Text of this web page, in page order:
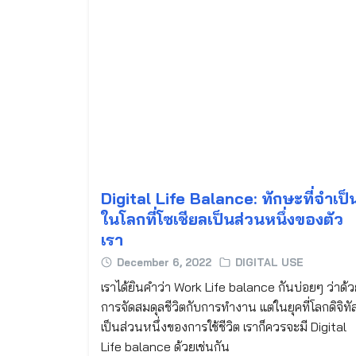
Digital Life Balance: ทักษะที่จำเป็
ในโลกที่โซเชียลเป็นส่วนหนึ่งของตัว
เรา
December 6, 2022 DIGITAL USE
เราได้ยินคำว่า Work Life balance กันบ่อยๆ ว่าด้
การจัดสมดุลชีวิตกับการทำงาน แต่ในยุคที่โลกดิจิทั
เป็นส่วนหนึ่งของการใช้ชีวิต เราก็ควรจะมี Digital
Life balance ด้วยเช่นกัน